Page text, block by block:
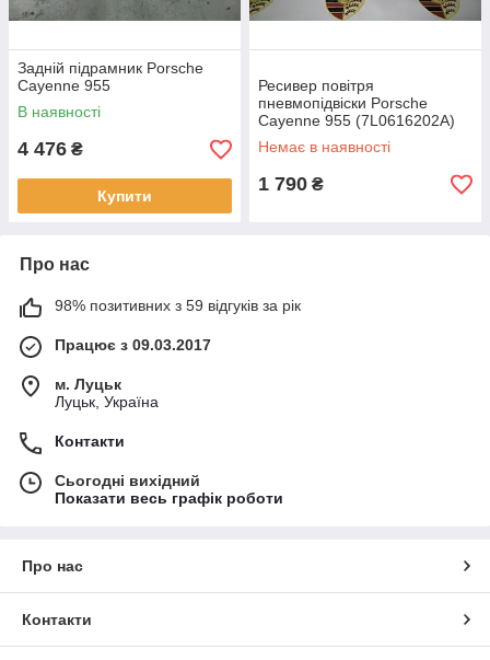
Задній підрамник Porsche
Cayenne 955
В наявності
4 476 ₴
Купити
Ресивер повітря
пневмопідвіски Porsche
Cayenne 955 (7L0616202A)
Немає в наявності
1 790 ₴
Про нас
98% позитивних з 59 відгуків за рік
Працює з 09.03.2017
м. Луцьк
Луцьк, Україна
Контакти
Сьогодні вихідний
Показати весь графік роботи
Про нас
Контакти